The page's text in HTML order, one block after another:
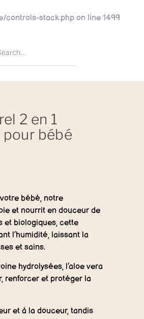
controls-stack.php on line 1499
2 en 1
bébé
bébé, notre
et nourrit en douceur de
et biologiques, cette
l’humidité, laissant la
et sains.
hydrolysées, l’aloe vera
renforcer et protéger la
et à la douceur, tandis